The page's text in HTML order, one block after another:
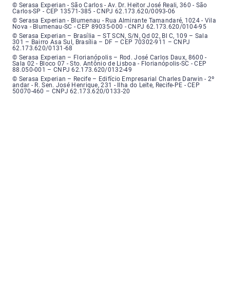
Serasa Experian - São Carlos - Endereço: Avenida Doutor Heitor José
© Serasa Experian - São Carlos - Av. Dr. Heitor José Reali, 360 - São
Carlos-SP - CEP 13571-385 - CNPJ 62.173.620/0093-06
Serasa Experian - Blumenau - Endereço: Rua Almirante Tamandaré,
© Serasa Experian - Blumenau - Rua Almirante Tamandaré, 1024 - Vila
Nova - Blumenau-SC - CEP 89035-000 - CNPJ 62.173.620/0104-95
Serasa Experian - Brasília, Endereço: Setor Comercial Norte, sem
© Serasa Experian – Brasília – ST SCN, S/N, Qd 02, Bl C, 109 – Sala
301 – Bairro Asa Sul, Brasília – DF – CEP 70302-911 – CNPJ
62.173.620/0131-68
Serasa Experian - Florianópolis, Endereço: Rodovia José Carlos, número
© Serasa Experian – Florianópolis – Rod. José Carlos Daux, 8600 -
Sala 02 - Bloco 07 - Sto. Antônio de Lisboa - Florianópolis-SC - CEP
88.050-001 – CNPJ 62.173.620/0132-49
Serasa Experian - Recife, Endereço: Edifício Empresarial Charles Darwin,
© Serasa Experian – Recife – Edifício Empresarial Charles Darwin - 2º
andar - R. Sen. José Henrique, 231 - Ilha do Leite, Recife-PE - CEP
50070-460 – CNPJ 62.173.620/0133-20